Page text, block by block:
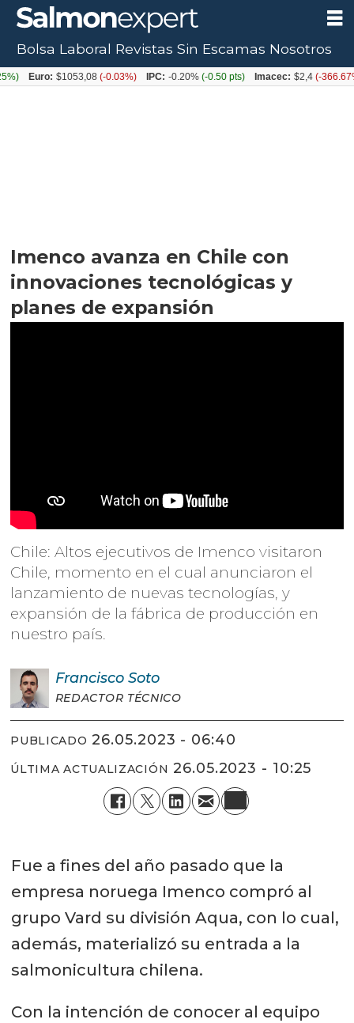
Imenco avanza en Chile con
innovaciones tecnológicas y
planes de expansión
Chile: Altos ejecutivos de Imenco visitaron
Chile, momento en el cual anunciaron el
lanzamiento de nuevas tecnologías, y
expansión de la fábrica de producción en
nuestro país.
Francisco Soto
REDACTOR TÉCNICO
PUBLICADO 26.05.2023 - 06:40
ÚLTIMA ACTUALIZACIÓN 26.05.2023 - 10:25
Fue a fines del año pasado que la
empresa noruega Imenco compró al
grupo Vard su división Aqua, con lo cual,
además, materializó su entrada a la
salmonicultura chilena.
Con la intención de conocer al equipo
Bolsa Laboral Revistas Sin Escamas Nosotros
$1053,08(-0.03%) IPC: -0.20%(-0.50 pts) Imacec: $2,4(-366.67%)